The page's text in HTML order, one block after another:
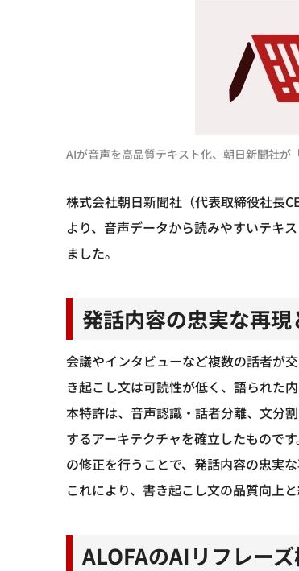
AIが音声を高品質テキスト化、朝日新聞社が
株式会社朝日新聞社（代表取締役社長
より、音声データから読みやすいテキ
ました。
発話内容の忠実な再
会議やインタビューなど複数の話者が
き起こし文は可読性が低く、語られた
本特許は、音声認識・話者分離、文分
するアーキテクチャを確立したもので
の修正を行うことで、発話内容の忠実
これにより、書き起こし文の品質向上
ALOFAのAIリフレー